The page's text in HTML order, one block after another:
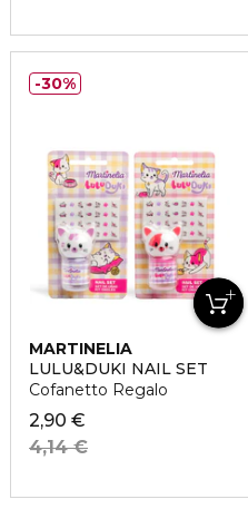
MARTINELIA
LULU&DUKI NAIL SET
Cofanetto Regalo
2,90 €
4,14 €
30%